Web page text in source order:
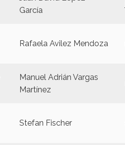
García
Rafaela Avilez Mendoza
Manuel Adrián Vargas
Martínez
Stefan Fischer